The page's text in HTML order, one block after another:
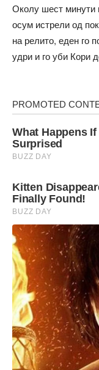
Околу шест минути
осум истрели од
на релито, еден го
удри и го уби Кори